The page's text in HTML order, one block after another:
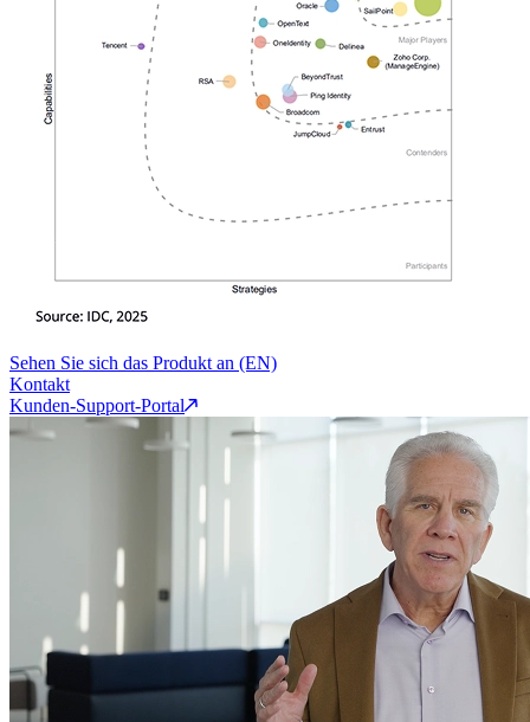
Sehen Sie sich das Produkt an (EN)
Kontakt
Kunden-Support-Portal